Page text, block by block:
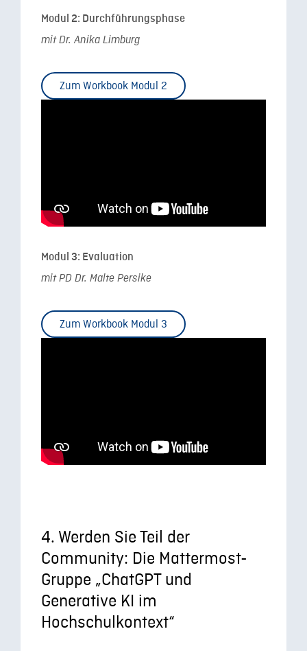
Modul 2: Durchführungsphase
mit Dr. Anika Limburg
Zum Workbook Modul 2
Modul 3: Evaluation
mit PD Dr. Malte Persike
Zum Workbook Modul 3
4. Werden Sie Teil der
Community: Die Mattermost-
Gruppe „ChatGPT und
Generative KI im
Hochschulkontext“